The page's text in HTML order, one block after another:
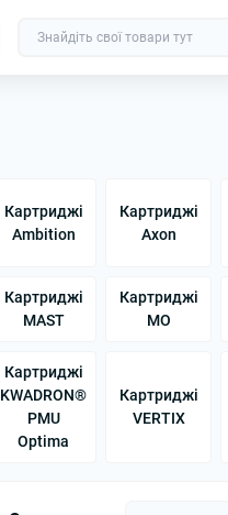
Картриджі
Ambition
Картриджі
Axon
Картриджі
MAST
Картриджі
MO
Картриджі
KWADRON®
PMU
Optima
Картриджі
VERTIX